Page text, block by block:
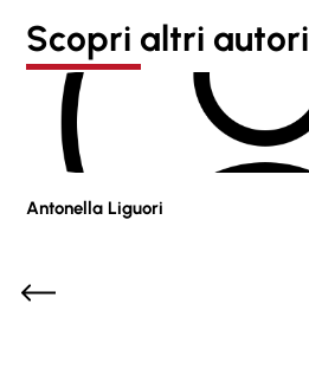
Scopri altri autori
Antonella Liguori